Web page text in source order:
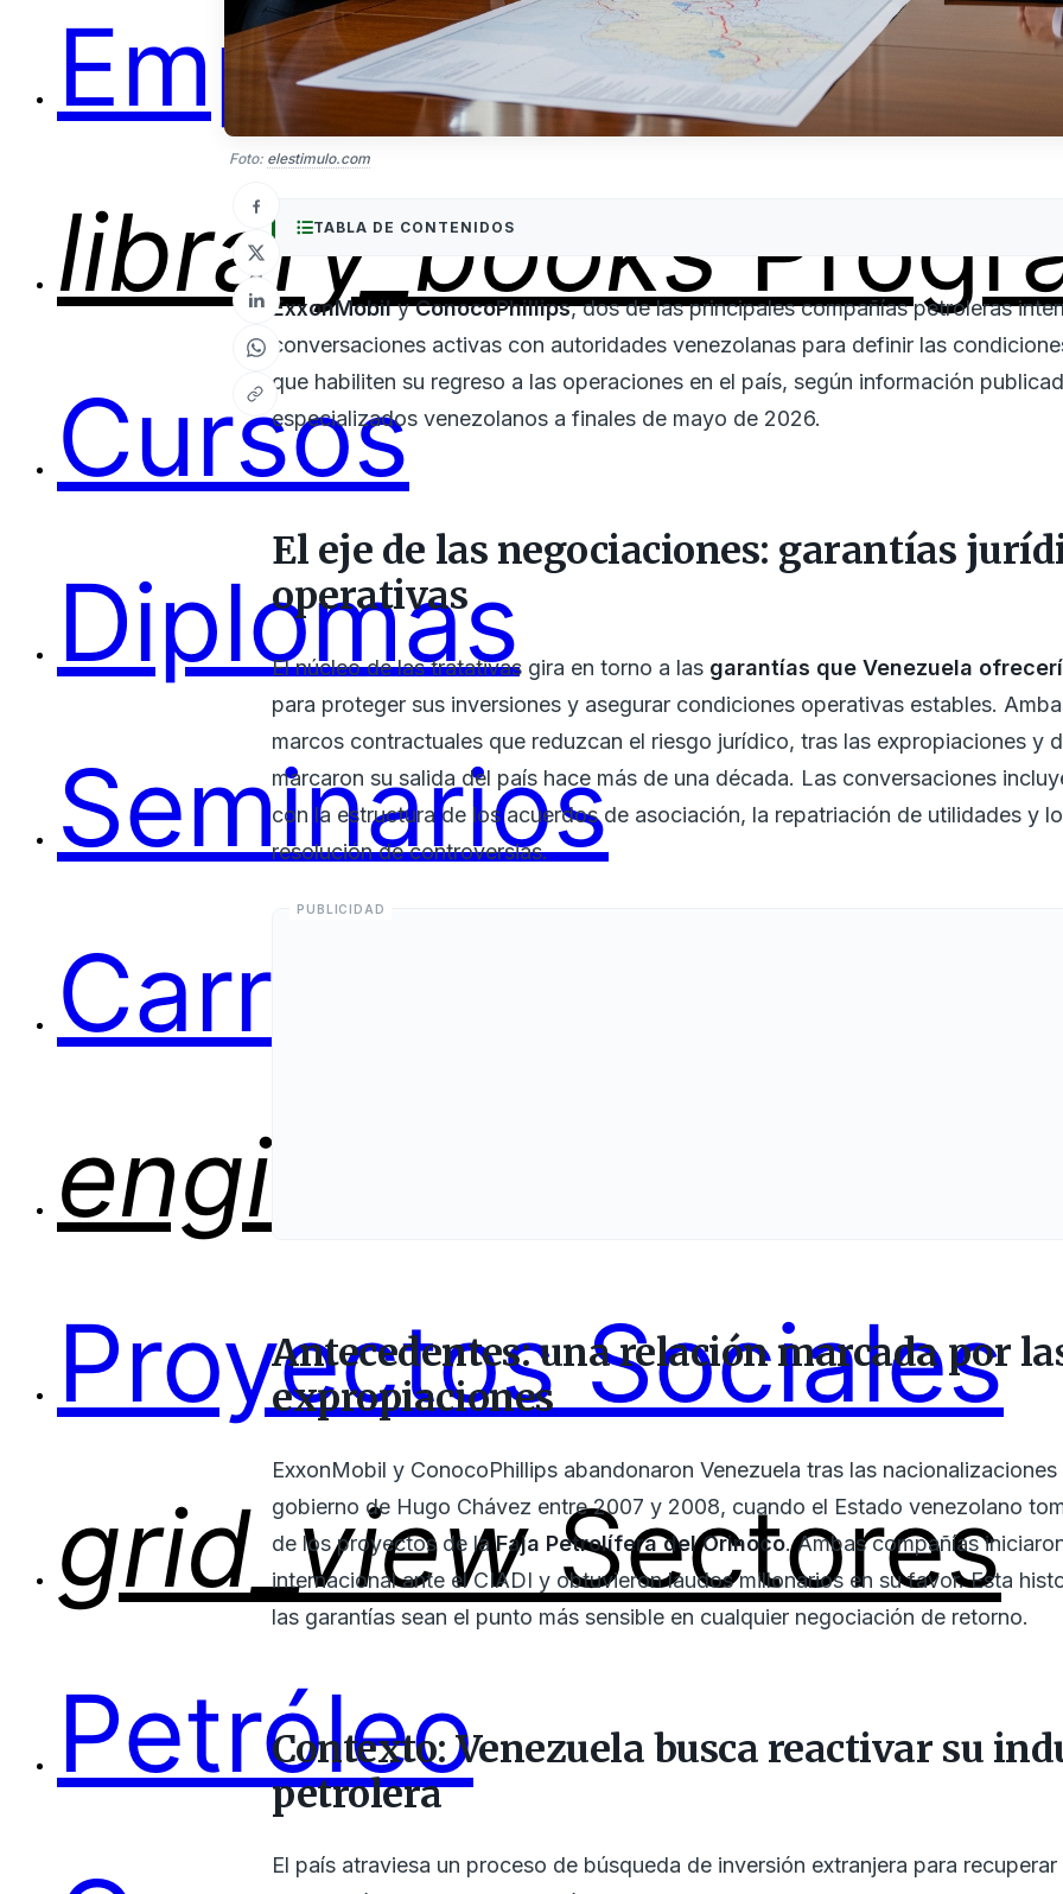
Empleos
library_books
Cursos
Diplomas
Seminarios
Carreras
engineering
Proyectos Sociales
grid_view Sectores
Petróleo
Foto: elestimulo.com
TABLA DE CONTENIDOS
ExxonMobilyConocoPhillips, dos de las principales compañías petroleras
conversaciones activas con autoridades venezolanas para definir las
que habiliten su regreso a las operaciones en el país, según información
especializados venezolanos a finales de mayo de 2026.
El eje de las negociaciones: garantías
operativas
El núcleo de las tratativas gira en torno a las garantías que Venezuela
para proteger sus inversiones y asegurar condiciones operativas estables.
marcos contractuales que reduzcan el riesgo jurídico, tras las expropiaciones y
marcaron su salida del país hace más de una década. Las conversaciones
con la estructura de los acuerdos de asociación, la repatriación de utilidades y
resolución de controversias.
Antecedentes: una relación marcada por
expropiaciones
ExxonMobil y ConocoPhillips abandonaron Venezuela tras las
gobierno de Hugo Chávez entre 2007 y 2008, cuando el Estado venezolano
de los proyectos de laFaja Petrolífera del Orinoco. Ambas compañías
internacional ante el CIADI y obtuvieron laudos millonarios en su favor. Esta
las garantías sean el punto más sensible en cualquier negociación de retorno.
Contexto: Venezuela busca reactivar su
petrolera
El país atraviesa un proceso de búsqueda de inversión extranjera para